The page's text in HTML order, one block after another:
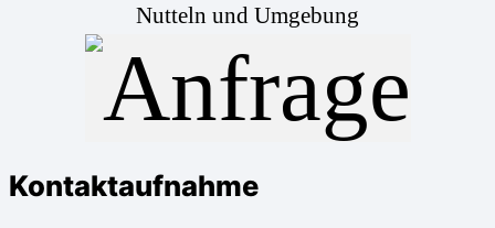
Nutteln und Umgebung
Kontaktaufnahme